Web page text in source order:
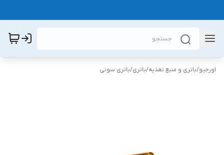
اورجیو/باتری و منبع تغذیه/باتری/باتری سونی